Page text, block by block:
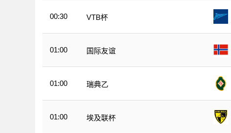
00:30 VTB杯
01:00 国际友谊
01:00 瑞典乙
01:00 埃及联杯